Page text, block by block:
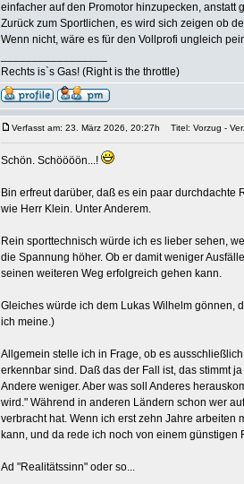
einfacher auf den Promotor hinzupecken, anstatt
Zurück zum Sportlichen, es wird sich zeigen ob
Wenn nicht, wäre es für den Vollprofi ungleich
Rechts is`s Gas! (Right is the throttle)
Verfasst am: 23. März 2026, 20:27h Titel: Vorzug -
Schön. Schöööön...!
Bin erfreut darüber, daß es ein paar
wie Herr Klein. Unter Anderem.
Rein sporttechnisch würde ich es lieber sehen,
die Spannung höher. Ob er damit weniger
seinen weiteren Weg erfolgreich gehen kann.
Gleiches würde ich dem Lukas Wilhelm gönnen,
ich meine.)
Allgemein stelle ich in Frage, ob es
erkennbar sind. Daß das der Fall ist, das stimmt
Andere weniger. Aber was soll Anderes
wird." Während in anderen Ländern schon wer
verbracht hat. Wenn ich erst zehn Jahre
kann, und da rede ich noch von einem
Ad "Realitätssinn" oder so...